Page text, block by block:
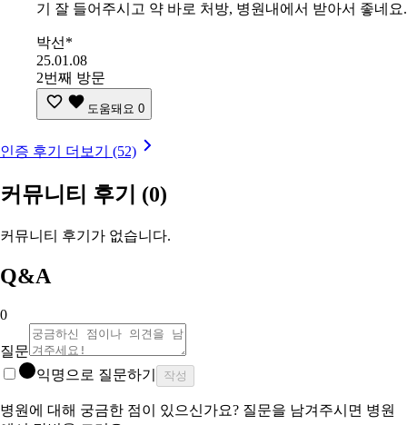
기 잘 들어주시고 약 바로 처방, 병원내에서 받아서 좋네요.
박선*
25.01.08
2번째 방문
도움돼요 0
인증 후기 더보기 (52)
커뮤니티 후기 (0)
커뮤니티 후기가 없습니다.
Q&A
0
질문
익명으로 질문하기
작성
병원에 대해 궁금한 점이 있으신가요? 질문을 남겨주시면 병원